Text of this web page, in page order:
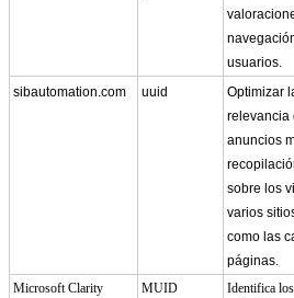
usuarios.
sibautomation.com uuid
Optimizar
relevancia
anuncios
sobre los
varios
como las
páginas.
Microsoft Clarity MUID
Identifica